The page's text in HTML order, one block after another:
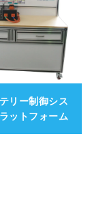
リー制御シス
ットフォーム